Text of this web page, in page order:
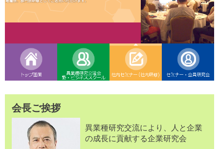
会長ご挨拶
異業種研究交流により、人と企業
の成長に貢献する企業研究会